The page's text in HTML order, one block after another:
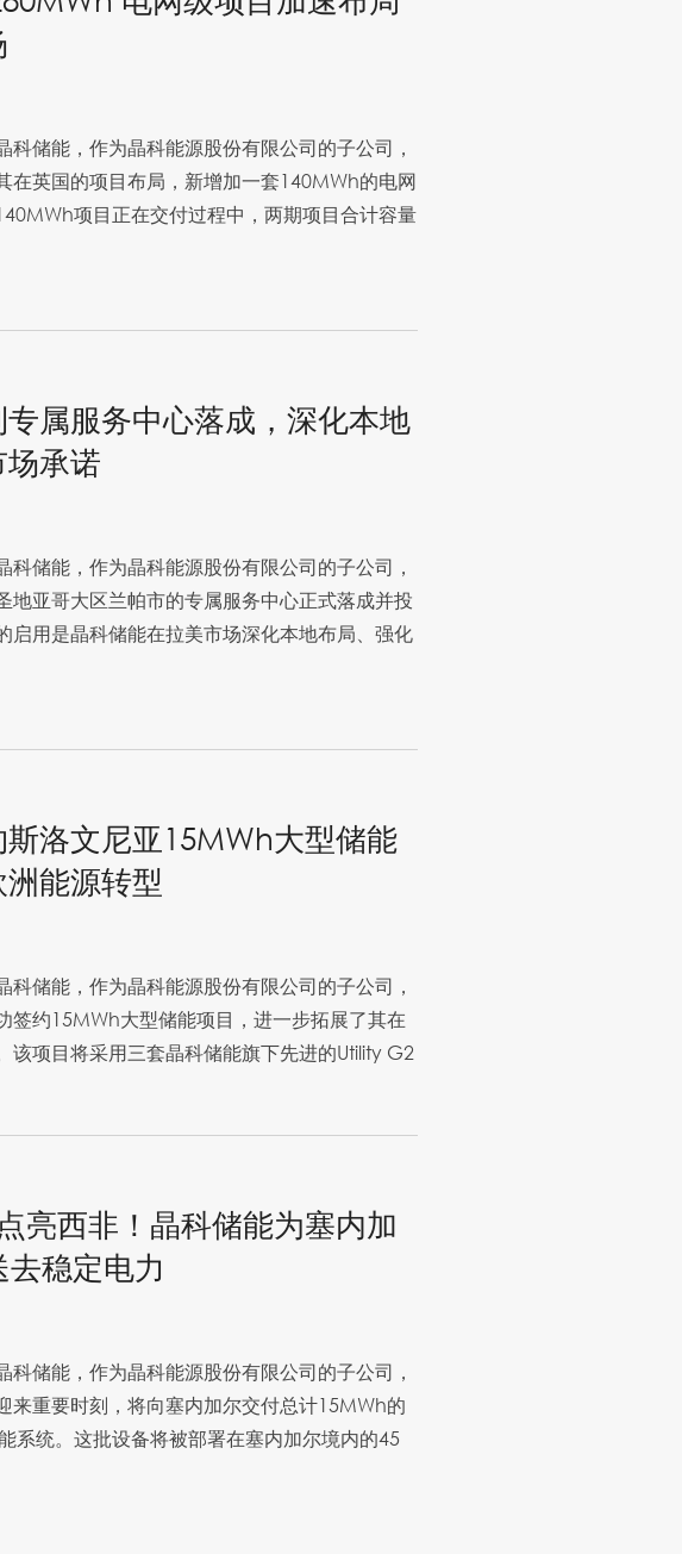
科储能，作为晶科能源股份有限公司的子公司，
在英国的项目布局，新增加一套140MWh的电网
项目正在交付过程中，两期项目合计容量
属服务中心落成，深化本地
承诺
科储能，作为晶科能源股份有限公司的子公司，
地亚哥大区兰帕市的专属服务中心正式落成并投
启用是晶科储能在拉美市场深化本地布局、强化
洛文尼亚15MWh大型储能
能源转型
科储能，作为晶科能源股份有限公司的子公司，
签约15MWh大型储能项目，进一步拓展了其在
该项目将采用三套晶科储能旗下先进的Utility G2
亮西非！晶科储能为塞内加
稳定电力
科储能，作为晶科能源股份有限公司的子公司，
来重要时刻，将向塞内加尔交付总计15MWh的
系统。这批设备将被部署在塞内加尔境内的45